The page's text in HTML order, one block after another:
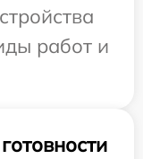
работ и